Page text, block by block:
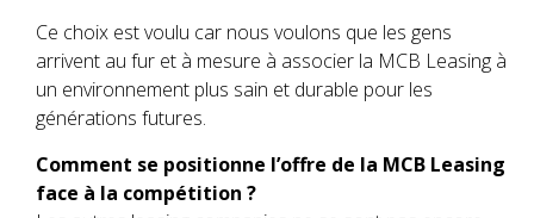
Ce choix est voulu car nous voulons que les gens
arrivent au fur et à mesure à associer la MCB Leasing à
un environnement plus sain et durable pour les
générations futures.
Comment se positionne l’offre de la MCB Leasing
face à la compétition ?